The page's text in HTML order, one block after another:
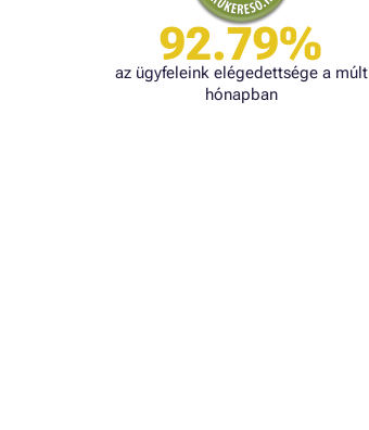
92.79%
az ügyfeleink elégedettsége a múlt
hónapban